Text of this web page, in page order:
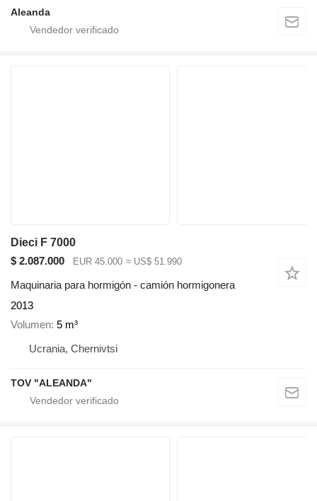
Aleanda
Dieci F 7000
$ 2.087.000
EUR 45.000 ≈ US$ 51.990
Maquinaria para hormigón - camión hormigonera
2013
Volumen 5 m³
Ucrania, Chernivtsi
TOV "ALEANDA"